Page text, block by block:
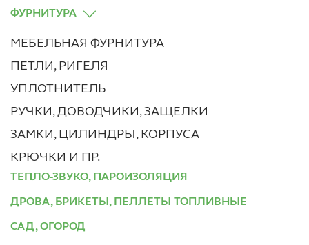
ФУРНИТУРА
МЕБЕЛЬНАЯ ФУРНИТУРА
ПЕТЛИ, РИГЕЛЯ
УПЛОТНИТЕЛЬ
РУЧКИ, ДОВОДЧИКИ, ЗАЩЕЛКИ
ЗАМКИ, ЦИЛИНДРЫ, КОРПУСА
КРЮЧКИ И ПР.
ТЕПЛО-ЗВУКО, ПАРОИЗОЛЯЦИЯ
ДРОВА, БРИКЕТЫ, ПЕЛЛЕТЫ ТОПЛИВНЫЕ
САД, ОГОРОД